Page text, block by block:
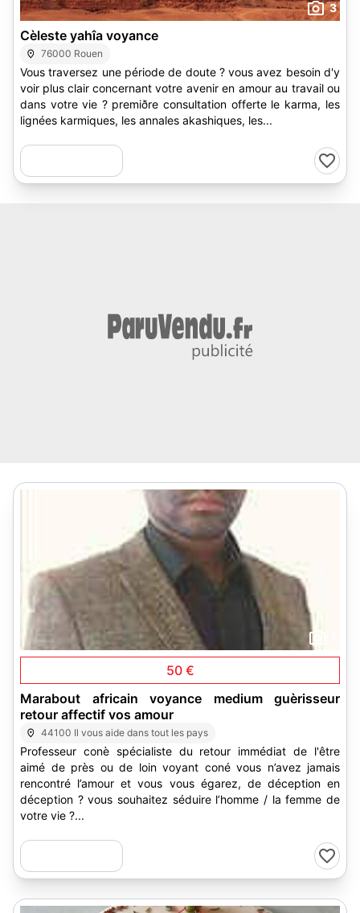
3
Cèleste yahîa voyance
76000 Rouen
Vous traversez une période de doute ? vous avez besoin d'y
voir plus clair concernant votre avenir en amour au travail ou
dans votre vie ? premiðre consultation offerte le karma, les
lignées karmiques, les annales akashiques, les...
50 €
Marabout africain voyance medium guèrisseur
retour affectif vos amour
44100 Il vous aide dans tout les pays
Professeur conè spécialiste du retour immédiat de l'être
aimé de près ou de loin voyant coné vous n’avez jamais
rencontré l’amour et vous vous égarez, de déception en
déception ? vous souhaitez séduire l’homme / la femme de
votre vie ?...